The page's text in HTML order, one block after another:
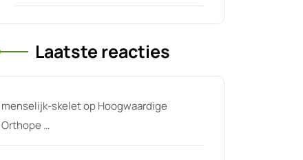
Laatste reacties
menselijk-skeletopHoogwaardige
Orthope …